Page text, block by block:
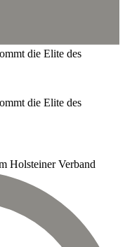
die Elite des
die Elite des
Holsteiner Verband